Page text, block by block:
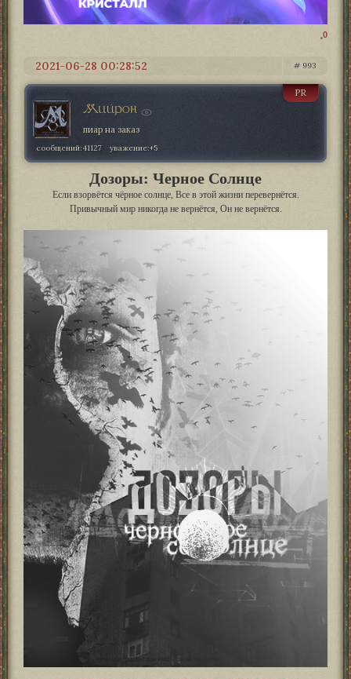
0
993
2021-06-28 00:28:52
Мийрон
PR
пиар на заказ
сообщений:41127 уважение:+5
Дозоры: Черное Солнце
Если взорвётся чёрное солнце, Все в этой жизни перевернётся.
Привычный мир никогда не вернётся, Он не вернётся.